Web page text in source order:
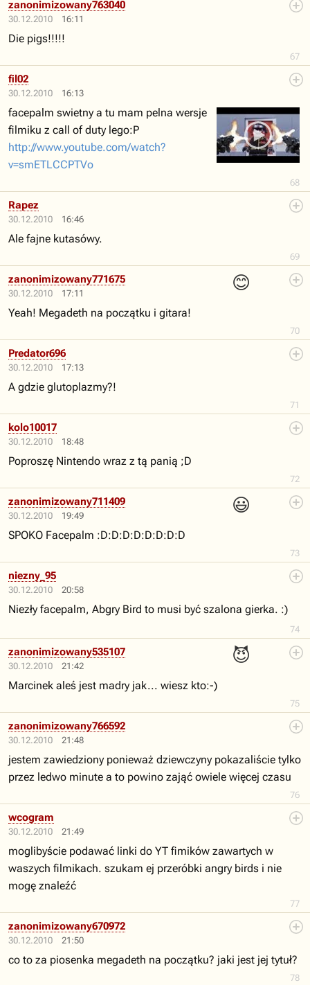
30.12.2010 16:11
67
zanonimizowany763040
Die pigs!!!!!
30.12.2010 16:13
68
fil02
facepalm swietny a tu mam pelna wersje
filmiku z call of duty lego:P
http://www.youtube.com/watch?
v=smETLCCPTVo
30.12.2010 16:46
69
Rapez
Ale fajne kutasówy.
30.12.2010 17:11
😊
70
zanonimizowany771675
Yeah! Megadeth na początku i gitara!
30.12.2010 17:13
71
Predator696
A gdzie glutoplazmy?!
30.12.2010 18:48
72
kolo10017
Poproszę Nintendo wraz z tą panią ;D
30.12.2010 19:49
😃
73
zanonimizowany711409
SPOKO Facepalm :D:D:D:D:D:D:D:D
30.12.2010 20:58
74
niezny_95
Niezły facepalm, Abgry Bird to musi być szalona gierka. :)
30.12.2010 21:42
😈
75
zanonimizowany535107
Marcinek aleś jest madry jak... wiesz kto:-)
30.12.2010 21:48
76
zanonimizowany766592
jestem zawiedziony ponieważ dziewczyny pokazaliście tylko
przez ledwo minute a to powino zająć owiele więcej czasu
30.12.2010 21:49
77
wcogram
moglibyście podawać linki do YT fimików zawartych w
waszych filmikach. szukam ej przeróbki angry birds i nie
mogę znaleźć
30.12.2010 21:50
78
zanonimizowany670972
co to za piosenka megadeth na początku? jaki jest jej tytuł?